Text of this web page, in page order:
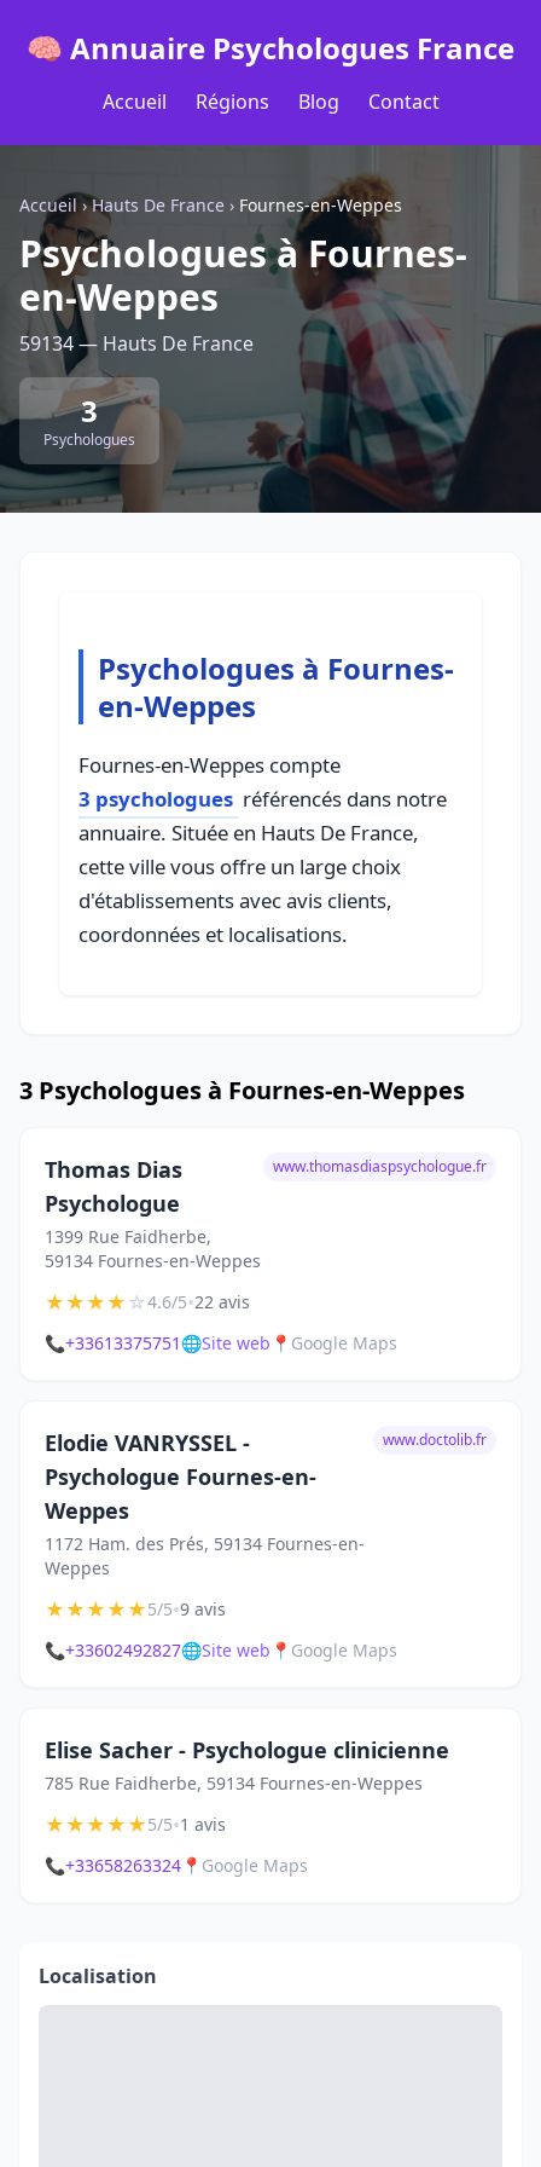
🧠 Annuaire Psychologues France
Accueil Régions Blog Contact
Accueil ›Hauts De France › Fournes-en-Weppes
Psychologues à Fournes-
en-Weppes
59134 — Hauts De France
3
Psychologues
Psychologues à Fournes-
en-Weppes
Fournes-en-Weppes compte
3 psychologues référencés dans notre
annuaire. Située en Hauts De France,
cette ville vous offre un large choix
d'établissements avec avis clients,
coordonnées et localisations.
3 Psychologues à Fournes-en-Weppes
Thomas Dias
Psychologue
1399 Rue Faidherbe,
59134 Fournes-en-Weppes
www.thomasdiaspsychologue.fr
★★★★☆4.6/5•22 avis
📞+33613375751 🌐Site web 📍 Google Maps
Elodie VANRYSSEL -
Psychologue Fournes-en-
Weppes
1172 Ham. des Prés, 59134 Fournes-en-
Weppes
www.doctolib.fr
★★★★★5/5•9 avis
📞+33602492827🌐Site web 📍 Google Maps
Elise Sacher - Psychologue clinicienne
785 Rue Faidherbe, 59134 Fournes-en-Weppes
★★★★★5/5•1 avis
📞+33658263324 📍 Google Maps
Localisation